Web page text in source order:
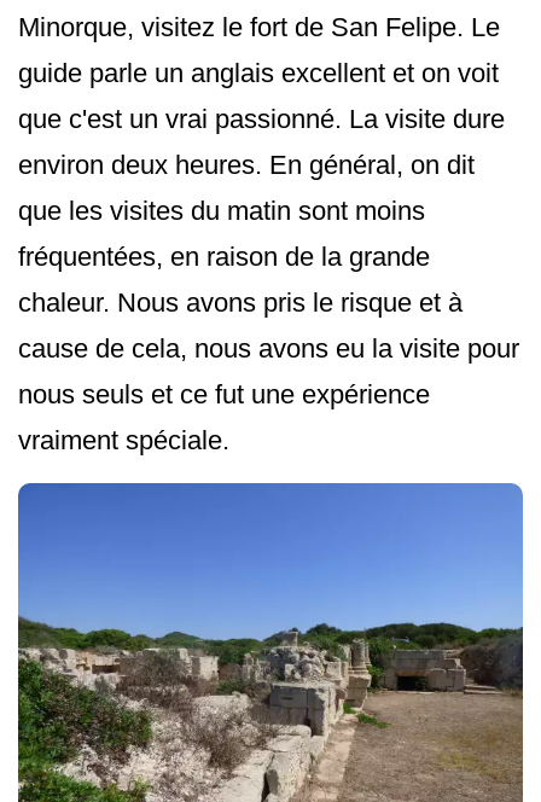
Minorque, visitez le fort de San Felipe. Le
guide parle un anglais excellent et on voit
que c'est un vrai passionné. La visite dure
environ deux heures. En général, on dit
que les visites du matin sont moins
fréquentées, en raison de la grande
chaleur. Nous avons pris le risque et à
cause de cela, nous avons eu la visite pour
nous seuls et ce fut une expérience
vraiment spéciale.